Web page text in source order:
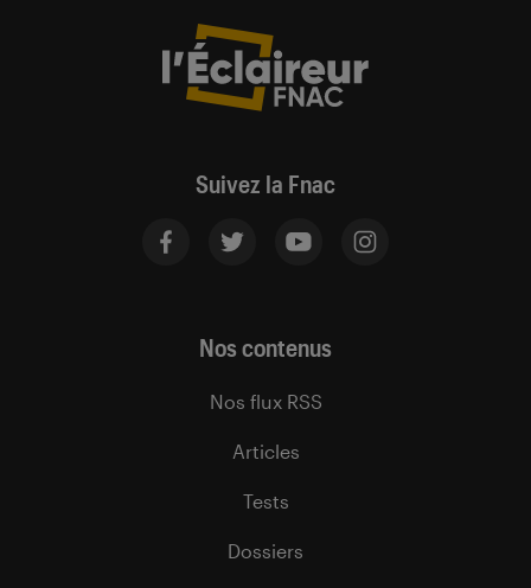
Suivez la Fnac
Nos contenus
Nos flux RSS
Articles
Tests
Dossiers